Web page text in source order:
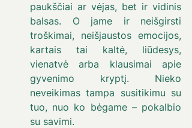
paukščiai ar vėjas, bet ir vidinis
balsas. O jame ir neišgirsti
troškimai, neišjaustos emocijos,
kartais tai kaltė, liūdesys,
vienatvė arba klausimai apie
gyvenimo kryptį. Nieko
neveikimas tampa susitikimu su
tuo, nuo ko bėgame – pokalbio
su savimi.